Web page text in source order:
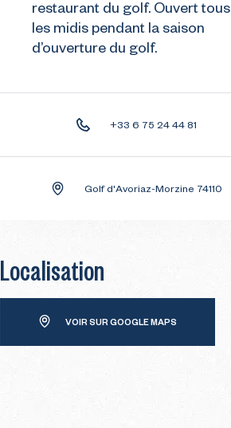
restaurant du golf. Ouvert tous
les midis pendant la saison
d’ouverture du golf.
+33 6 75 24 44 81
Golf d'Avoriaz-Morzine 74110
Localisation
VOIR SUR GOOGLE MAPS